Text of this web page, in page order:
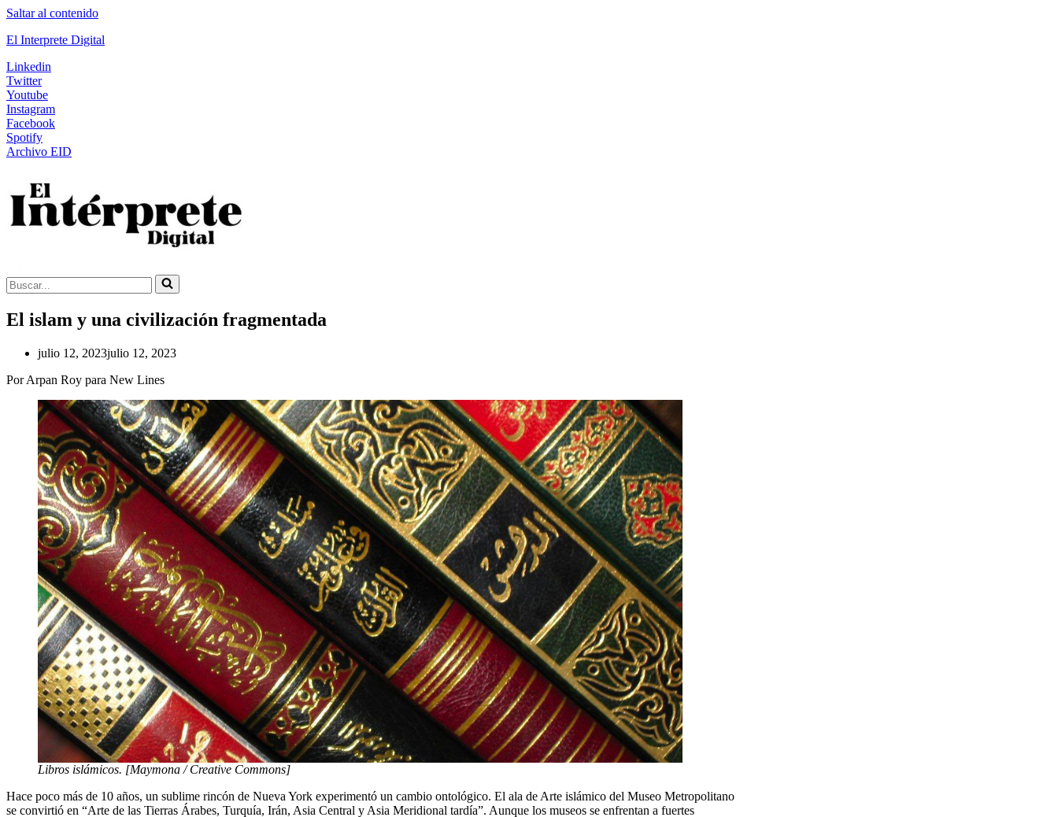
Saltar al contenido
El Interprete Digital
Linkedin
Twitter
Youtube
Instagram
Facebook
Spotify
Archivo EID
Buscar...
El islam y una civilización fragmentada
julio 12, 2023julio 12, 2023
Por Arpan Roy para New Lines
Libros islámicos. [Maymona / Creative Commons]
Hace poco más de 10 años, un sublime rincón de Nueva York experimentó un cambio ontológico. El ala de Arte islámico del Museo Metropolitano
se convirtió en “Arte de las Tierras Árabes, Turquía, Irán, Asia Central y Asia Meridional tardía”. Aunque los museos se enfrentan a fuertes